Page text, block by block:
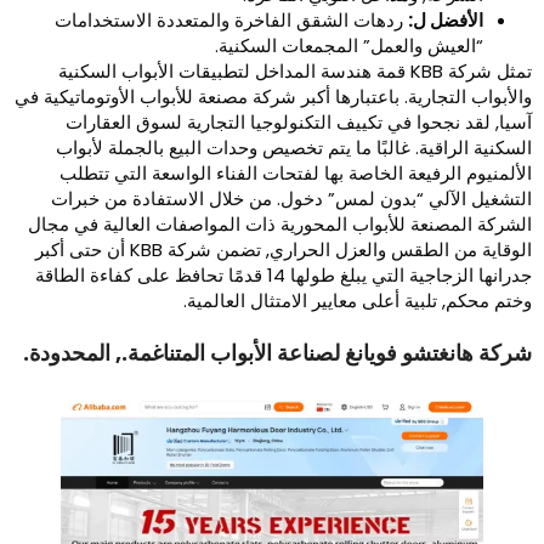
الأفضل ل:ردهات الشقق الفاخرة والمتعددة الاستخدامات
“العيش والعمل” المجمعات السكنية.
تمثل شركة KBB قمة هندسة المداخل لتطبيقات الأبواب السكنية
التجارية. باعتبارها أكبر شركة مصنعة للأبواب الأوتوماتيكية في
لقد نجحوا في تكييف التكنولوجيا التجارية لسوق العقارات
الراقية. غالبًا ما يتم تخصيص وحدات البيع بالجملة لأبواب
الرفيعة الخاصة بها لفتحات الفناء الواسعة التي تتطلب
الآلي “بدون لمس” دخول. من خلال الاستفادة من خبرات
المصنعة للأبواب المحورية ذات المواصفات العالية في مجال
الوقاية من الطقس والعزل الحراري, تضمن شركة KBB أن حتى أكبر
جدرانها الزجاجية التي يبلغ طولها 14 قدمًا تحافظ على كفاءة الطاقة
محكم, تلبية أعلى معايير الامتثال العالمية.
هانغتشو فويانغ لصناعة الأبواب المتناغمة., المحدودة.